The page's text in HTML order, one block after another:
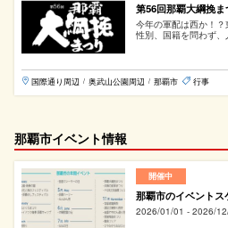
第56回那覇大綱挽ま
今年の軍配は西か！
性別、国籍を問わず、
国際通り周辺 / 奥武山公園周辺 / 那覇市 行事
那覇市イベント情報
開催中
那覇市のイベント
2026/01/01 - 2026/